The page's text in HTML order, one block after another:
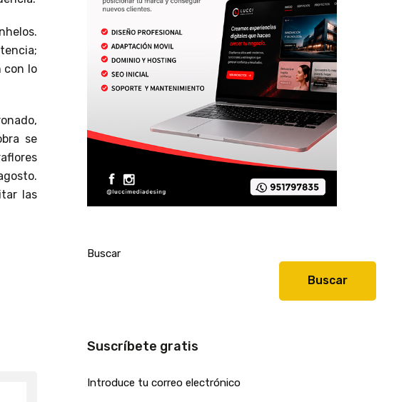
con lo
se
las
Buscar
Buscar
Suscríbete gratis
Introduce tu correo electrónico